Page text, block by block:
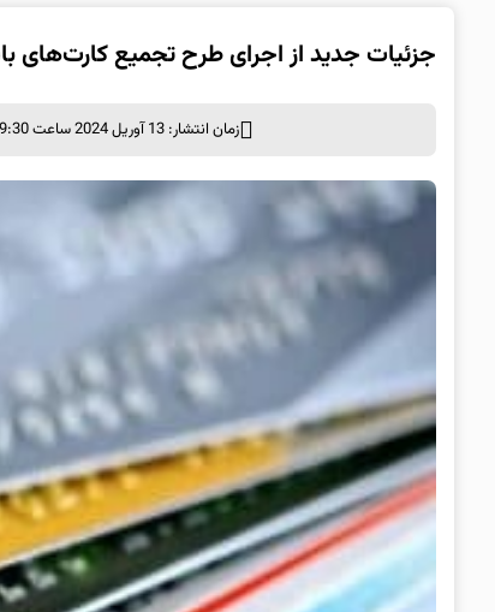
جزئیات جدید از اجرای طرح تجمیع کارت‌های
زمان انتشار: 13 آوریل 2024 ساعت 19:30